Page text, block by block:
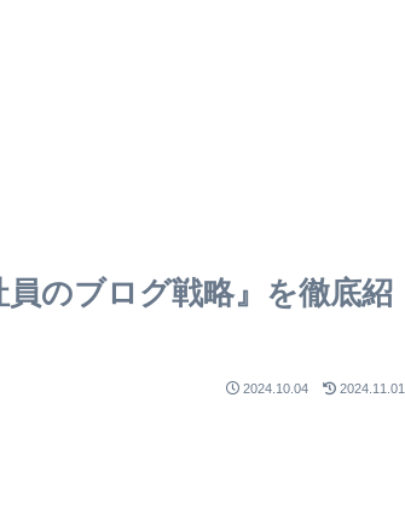
のブログ戦略』を徹底紹
2024.10.04 2024.11.01